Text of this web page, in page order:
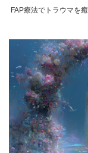
FAP療法でトラウマを